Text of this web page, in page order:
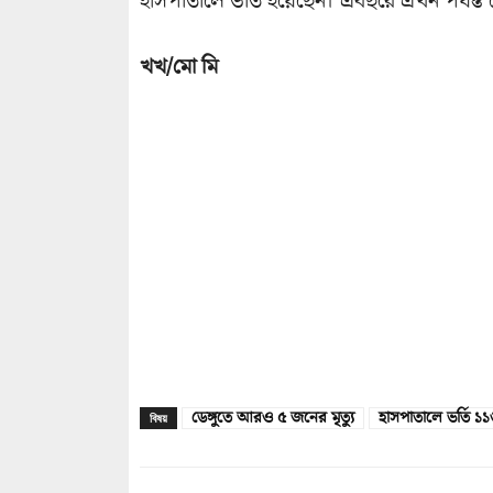
খখ/মো মি
বিষয় ডেঙ্গুতে আরও ৫ জনের মৃত্যু হাসপাতালে ভর্তি